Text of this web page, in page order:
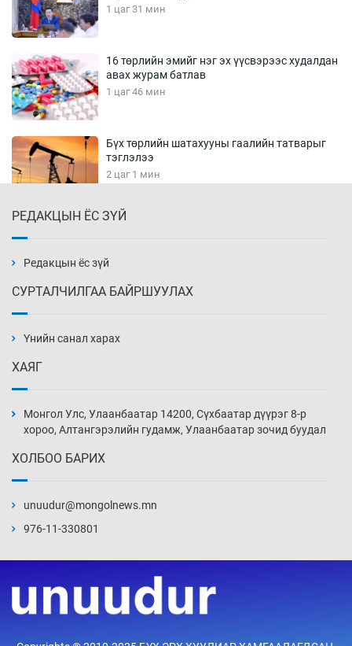
1 цаг 31 мин
16 төрлийн эмийг нэг эх үүсвэрээс худалдан
авах журам батлав
1 цаг 46 мин
Бүх төрлийн шатахууны гаалийн татварыг
тэглэлээ
2 цаг 1 мин
2 цаг 31 мин
3 цаг 1 мин
3 цаг 31 мин
4 цаг 1 мин
18 цаг 30 мин
РЕДАКЦЫН ЁС ЗҮЙ
Редакцын ёс зүй
СУРТАЛЧИЛГАА БАЙРШУУЛАХ
Үнийн санал харах
ХАЯГ
Монгол Улс, Улаанбаатар 14200, Сүхбаатар дүүрэг 8-р
хороо, Алтангэрэлийн гудамж, Улаанбаатар зочид буудал
ХОЛБОО БАРИХ
unuudur@mongolnews.mn
976-11-330801